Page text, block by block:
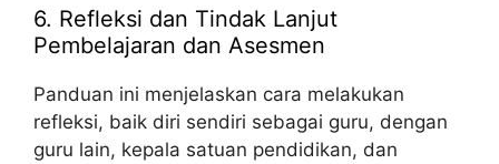
6. Refleksi dan Tindak Lanjut
Pembelajaran dan Asesmen
Panduan ini menjelaskan cara melakukan
refleksi, baik diri sendiri sebagai guru, dengan
guru lain, kepala satuan pendidikan, dan